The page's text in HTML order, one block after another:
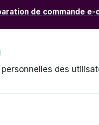
de commande e-
des